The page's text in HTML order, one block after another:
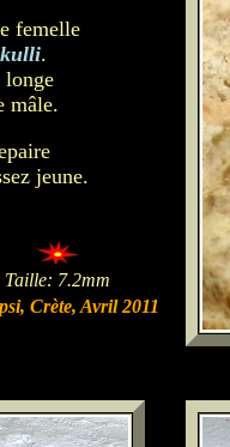
femelle
.
mâle.
jeune.
Taille: 7.2mm
Crète, Avril 2011